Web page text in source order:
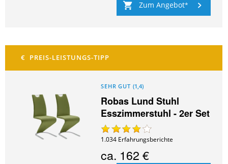
Zum Angebot
SEHR GUT (1,4)
Robas Lund Stuhl
Esszimmerstuhl - 2er Set
1.034 Erfahrungsberichte
ca. 162 €